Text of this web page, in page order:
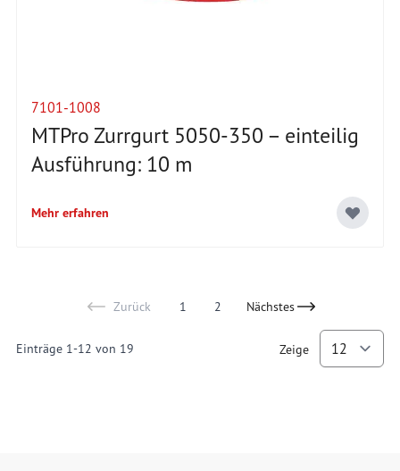
7101-1008
MTPro Zurrgurt 5050-350 – einteilig
Ausführung: 10 m
Mehr erfahren
Einträge 1-12 von 19
Zurück You're currently reading page
1 Page
2 Nächstes
Zeige